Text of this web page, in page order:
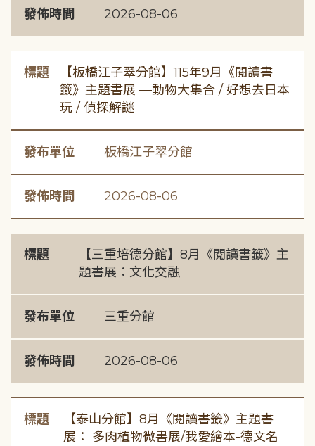
發佈時間 2026-08-06
標題
【板橋江子翠分館】115年9月《閱讀書
籤》主題書展 —動物大集合 / 好想去日本
玩 / 偵探解謎
發布單位 板橋江子翠分館
發佈時間 2026-08-06
標題
【三重培德分館】8月《閱讀書籤》主
題書展：文化交融
發布單位 三重分館
發佈時間 2026-08-06
標題
【泰山分館】8月《閱讀書籤》主題書
展： 多肉植物微書展/我愛繪本-德文名